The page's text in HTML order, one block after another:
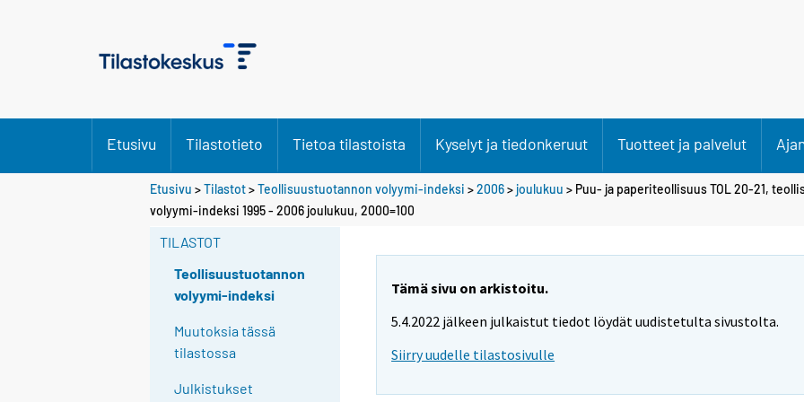
Etusivu Tilastotieto Tietoa tilastoista Kyselyt ja tiedonkeruut Tuotteet ja palvelut
Etusivu >Tilastot>Teollisuustuotannon volyymi-indeksi >2006> joulukuu > Puu- ja paperiteollisuus TOL 20-21,
volyymi-indeksi 1995 - 2006 joulukuu, 2000=100
TILASTOT
Teollisuustuotannon
volyymi-indeksi
Muutoksia tässä
tilastossa
Julkistukset
Tämä sivu on arkistoitu.
5.4.2022 jälkeen julkaistut tiedot löydät uudistetulta sivustolta.
Siirry uudelle tilastosivulle